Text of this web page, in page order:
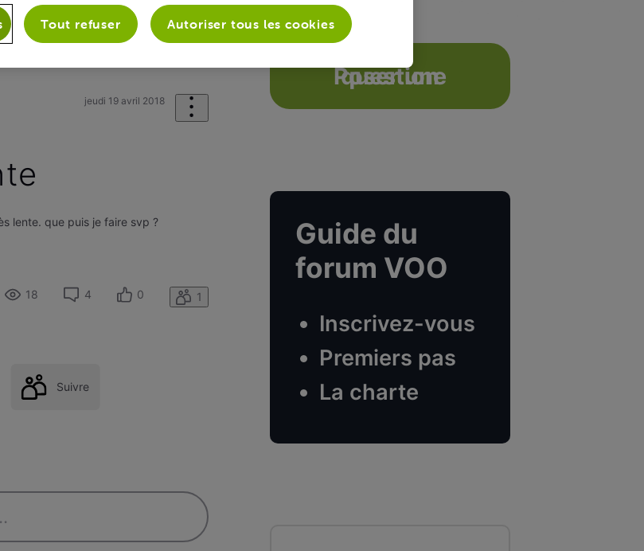
connexion Internet Connexion tres lente
jeudi 19 avril 2018
lente. que puis je faire svp ?
18 4 0 1
Suivre
Poser une question
Guide du
forum VOO
Inscrivez-vous
Premiers pas
La charte
Tout refuser Autoriser tous les cookies